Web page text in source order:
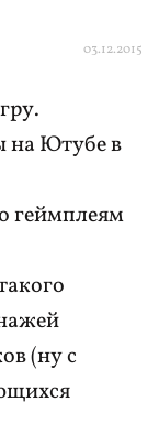
03.12.2015
на Ютубе в
геймплеям
(ну с